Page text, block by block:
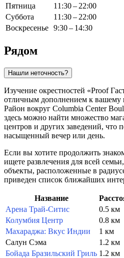
Пятница
11:30 – 22:00
Суббота
11:30 – 22:00
Воскресенье 9:30 – 14:30
Рядом
Нашли неточность?
Изучение окрестностей «Proof
отличным дополнением к вашему
Район вокруг Columbia Center
здесь можно найти множество
центров и других заведений, что
насыщенный вечер или день.
Если вы хотите продолжить
ищете развлечения для всей
объекты, расположенные в
приведен список ближайших
Название
Арена Трай-Ситис
0.5 км
Колумбия Центр
0.8 км
Махараджа: Вкус Индии
1 км
Салун Сэма
1.2 км
Бойада Бразильский Гриль 1.2 км